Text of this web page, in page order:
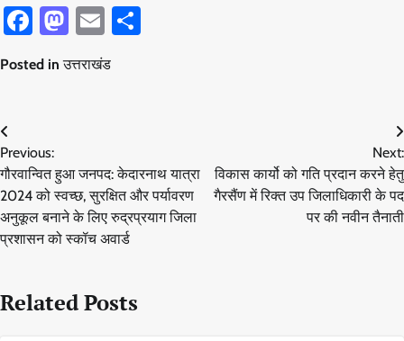
Facebook
Mastodon
Email
Posted inउत्तराखंड
Post
navigation
Previous:
गौरवान्वित हुआ जनपद: केदारनाथ यात्रा
2024 को स्वच्छ, सुरक्षित और पर्यावरण
अनुकूल बनाने के लिए रुद्रप्रयाग जिला
प्रशासन को स्कॉच अवार्ड
Next:
विकास कार्यो को गति प्रदान करने हेतु
गैरसैंण में रिक्त उप जिलाधिकारी के पद
पर की नवीन तैनाती
Related Posts